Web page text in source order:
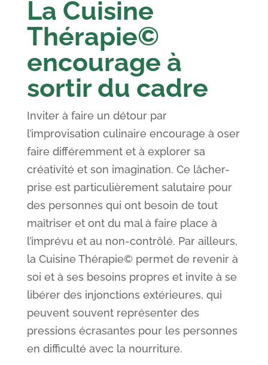
La Cuisine
Thérapie©
encourage à
sortir du cadre
Inviter à faire un détour par
l’improvisation culinaire encourage à oser
faire différemment et à explorer sa
créativité et son imagination. Ce lâcher-
prise est particulièrement salutaire pour
des personnes qui ont besoin de tout
maîtriser et ont du mal à faire place à
l’imprévu et au non-contrôlé. Par ailleurs,
la Cuisine Thérapie© permet de revenir à
soi et à ses besoins propres et invite à se
libérer des injonctions extérieures, qui
peuvent souvent représenter des
pressions écrasantes pour les personnes
en difficulté avec la nourriture.